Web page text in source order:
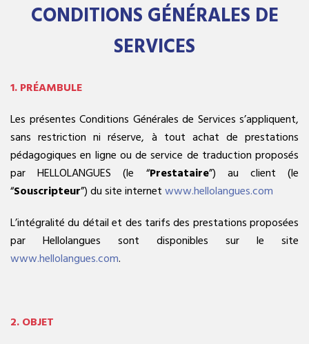
CONDITIONS GÉNÉRALES DE
SERVICES
1. PRÉAMBULE
Les présentes Conditions Générales de Services s’appliquent,
sans restriction ni réserve, à tout achat de prestations
pédagogiques en ligne ou de service de traduction proposés
par HELLOLANGUES (le “Prestataire”) au client (le
“Souscripteur”) du site internetwww.hellolangues.com
L’intégralité du détail et des tarifs des prestations proposées
par Hellolangues sont disponibles sur le site
www.hellolangues.com.
2. OBJET